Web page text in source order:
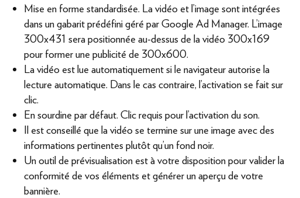
Mise en forme standardisée. La vidéo et l'image sont intégrées
dans un gabarit prédéfini géré par Google Ad Manager. L'image
300x431 sera positionnée au-dessus de la vidéo 300x169
pour former une publicité de 300x600.
La vidéo est lue automatiquement si le navigateur autorise la
lecture automatique. Dans le cas contraire, l'activation se fait sur
clic.
En sourdine par défaut. Clic requis pour l'activation du son.
Il est conseillé que la vidéo se termine sur une image avec des
informations pertinentes plutôt qu'un fond noir.
Un outil de prévisualisation est à votre disposition pour valider la
conformité de vos éléments et générer un aperçu de votre
bannière.